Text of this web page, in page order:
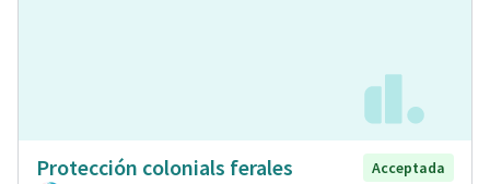
Protección colonials ferales
Acceptada